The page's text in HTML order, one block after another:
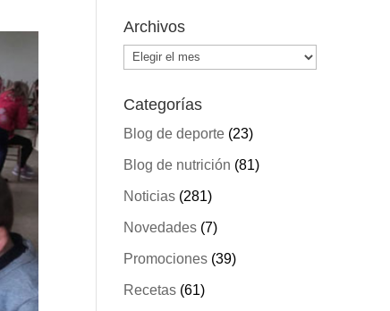
Archivos
Archivos
Categorías
Blog de deporte(23)
Blog de nutrición (81)
Noticias(281)
Novedades(7)
Promociones(39)
Recetas(61)